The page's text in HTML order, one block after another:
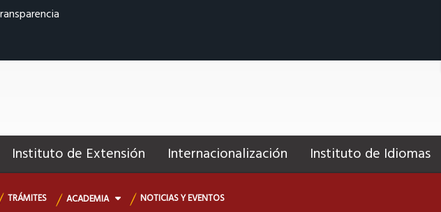
Instituto de Extensión Internacionalización Instituto de Idiomas
TRÁMITES ACADEMIA NOTICIAS Y EVENTOS